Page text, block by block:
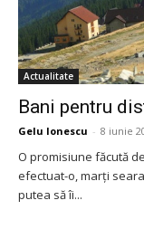
Actualitate
Bani pentru
Gelu Ionescu - 8 iunie
O promisiune făcută
efectuat-o, marți
putea să îi...